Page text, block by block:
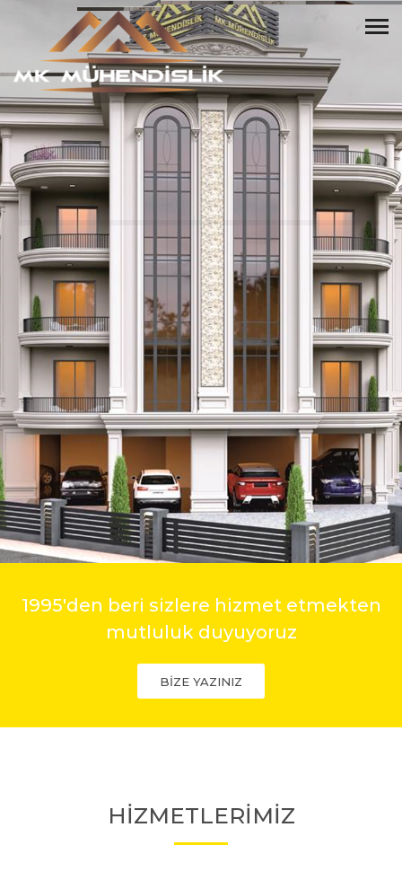
BİZİMLE BAŞLAR
HUZURLU BİR YAŞAM
1995'den beri sizlere hizmet etmekten
mutluluk duyuyoruz
BİZE YAZINIZ
HİZMETLERİMİZ